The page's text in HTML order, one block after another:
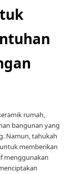
rumah,
bangunan yang
Namun, tahukah
memberikan
menggunakan